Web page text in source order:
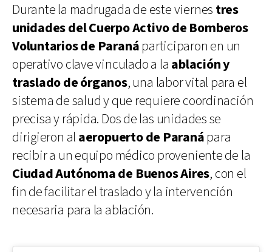
Durante la madrugada de este viernes tres
unidades del Cuerpo Activo de Bomberos
Voluntarios de Paranáparticiparon en un
operativo clave vinculado a la ablación y
traslado de órganos, una labor vital para el
sistema de salud y que requiere coordinación
precisa y rápida. Dos de las unidades se
dirigieron al aeropuerto de Paranápara
recibir a un equipo médico proveniente de la
Ciudad Autónoma de Buenos Aires, con el
fin de facilitar el traslado y la intervención
necesaria para la ablación.